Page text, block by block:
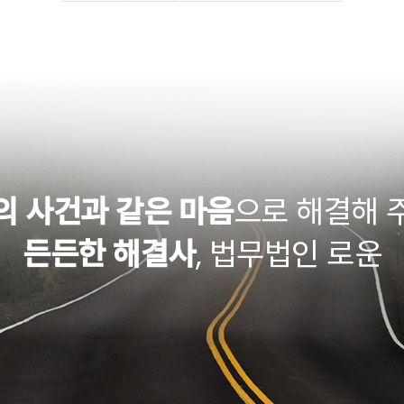
사건과 같은 마음으로해결해
든든한 해결사,법무법인 로운